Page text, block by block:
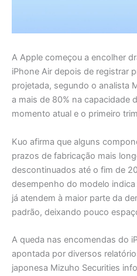
A Apple começou a encolher
iPhone Air depois de registrar
projetada, segundo o analista
a mais de 80% na capacidade
momento atual e o primeiro
Kuo afirma que alguns
prazos de fabricação mais
descontinuados até o fim de
desempenho do modelo indica
já atendem à maior parte da
padrão, deixando pouco
A queda nas encomendas do
apontada por diversos
japonesa Mizuho Securities